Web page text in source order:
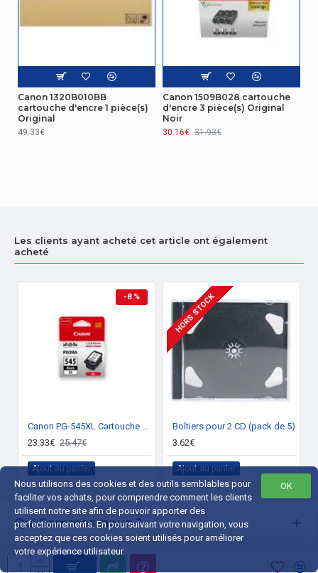
Canon 1320B010BB
cartouche d'encre 1 pièce(s)
Original
49.33€
Canon 1509B028 cartouche
d'encre 3 pièce(s) Original
Noir
30.16€ 31.93€
Les clients ayant acheté cet article ont également
acheté
-8 %
Canon PG-545XL Cartouche encre / Noir
23.33€ 25.47€
Ajout au panier
HORS STOCK
Boîtiers pour 2 CD (pack de 5)
3.62€
Ajout au panier
Qui Sommes-nous ?
Liens Utiles
OK
Nous utilisons des cookies et des outils semblables pour
faciliter vos achats, pour comprendre comment les clients
utilisent notre site afin de pouvoir apporter des
perfectionnements. En poursuivant votre navigation, vous
acceptez que ces cookies soient utilisés pour améliorer
votre expérience utilisateur.